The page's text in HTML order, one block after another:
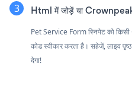
Html में जोड़ें या Crownpeak
Pet Service Form स्निपेट को
कोड स्वीकार करता है। सहेजें, लाइव
देगा!